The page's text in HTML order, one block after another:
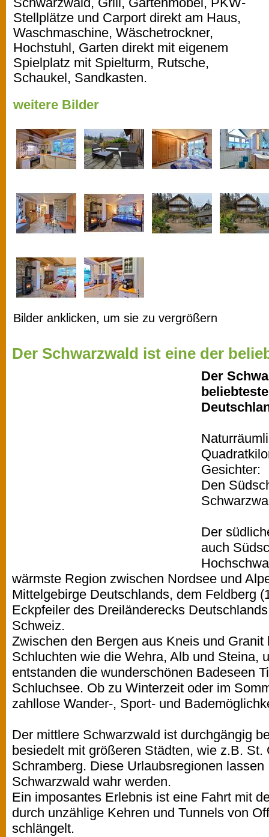
Schwarzwald, Grill, Gartenmöbel, PKW-
Stellplätze und Carport direkt am Haus,
Waschmaschine, Wäschetrockner,
Hochstuhl, Garten direkt mit eigenem
Spielplatz mit Spielturm, Rutsche,
Schaukel, Sandkasten.
weitere Bilder
Bilder anklicken, um sie zu vergrößern
Der Schwarzwald ist eine der
Der
Gesichter:
Den
Der
auch
wärmste Region zwischen Nordsee und
Mittelgebirge Deutschlands, dem Feldberg
Eckpfeiler des Dreiländerecks
Schweiz.
Zwischen den Bergen aus Kneis und
Schluchten wie die Wehra, Alb und Steina,
entstanden die wunderschönen Badeseen
Schluchsee. Ob zu Winterzeit oder im
zahllose Wander-, Sport- und
Der mittlere Schwarzwald ist durchgängig
besiedelt mit größeren Städten, wie z.B.
Schramberg. Diese Urlaubsregionen
Schwarzwald wahr werden.
Ein imposantes Erlebnis ist eine Fahrt mit
durch unzählige Kehren und Tunnels von
schlängelt.